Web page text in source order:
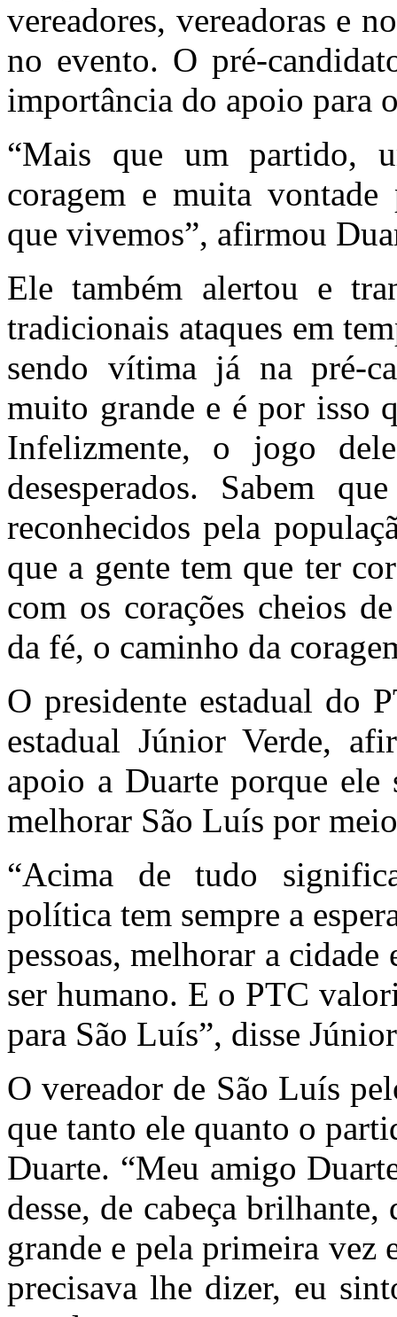
vereadores, vereadoras e
no evento. O pré-
importância do apoio para
“Mais que um partido,
coragem e muita vontade
que vivemos”, afirmou
Ele também alertou e
tradicionais ataques em
sendo vítima já na pré-
muito grande e é por isso
Infelizmente, o jogo
desesperados. Sabem
reconhecidos pela
que a gente tem que ter
com os corações cheios
da fé, o caminho da
O presidente estadual do
estadual Júnior Verde,
apoio a Duarte porque ele
melhorar São Luís por
“Acima de tudo
política tem sempre a
pessoas, melhorar a cidade
ser humano. E o PTC
para São Luís”, disse
O vereador de São Luís
que tanto ele quanto o
Duarte. “Meu amigo
desse, de cabeça
grande e pela primeira vez
precisava lhe dizer, eu